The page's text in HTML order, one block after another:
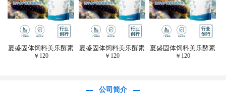
夏盛固体饲料美乐酵素
(水产海参海胆专
￥ 120
夏盛固体饲料美乐酵素
(水产海参海胆专
￥ 120
夏盛固体饲料美乐酵素
(水产海参海胆专
￥ 120
公司简介